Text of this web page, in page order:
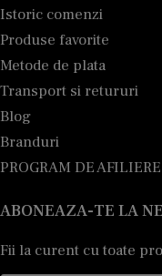
Istoric comenzi
Produse favorite
Metode de plata
Transport si retururi
Blog
Branduri
PROGRAM DE AFILIERE
ABONEAZA-TE LA
Fii la curent cu toate